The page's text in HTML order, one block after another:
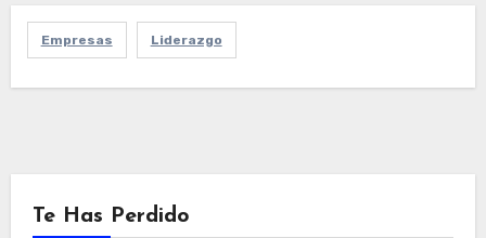
Empresas Liderazgo
Te Has Perdido